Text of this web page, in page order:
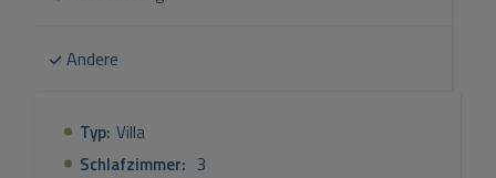
Andere
Typ: Villa
Schlafzimmer: 3